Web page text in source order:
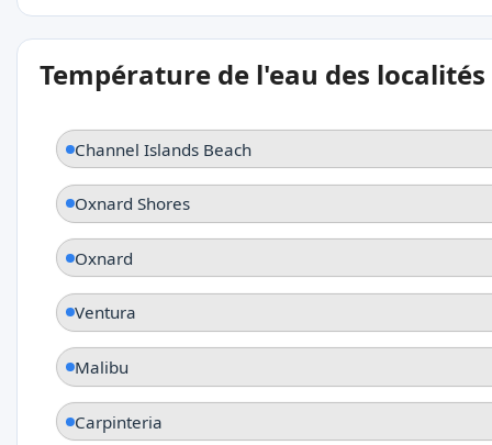
Température de l'eau des
Channel Islands Beach
Oxnard Shores
Oxnard
Ventura
Malibu
Carpinteria